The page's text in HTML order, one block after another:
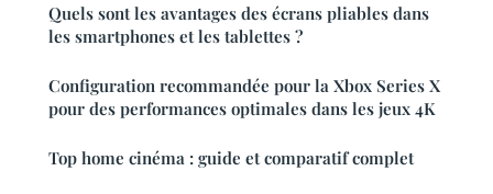
Quels sont les avantages des écrans pliables dans
les smartphones et les tablettes ?
Configuration recommandée pour la Xbox Series X
pour des performances optimales dans les jeux 4K
Top home cinéma : guide et comparatif complet